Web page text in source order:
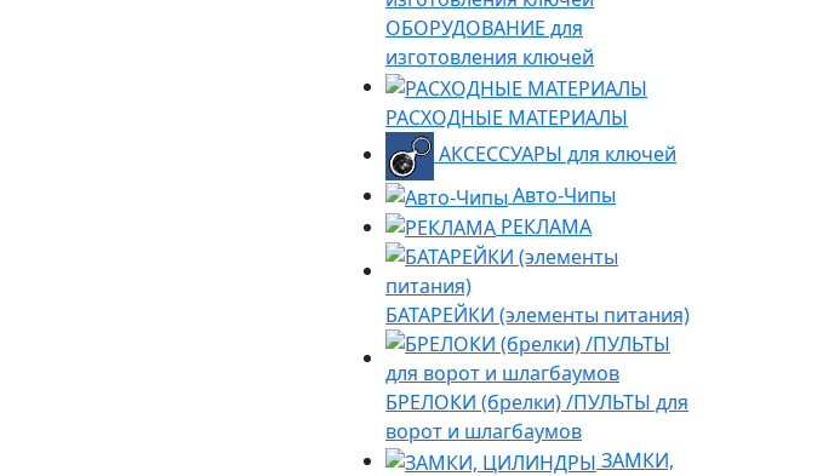
ОБОРУДОВАНИЕ для
изготовления ключей
РАСХОДНЫЕ МАТЕРИАЛЫ
АКСЕССУАРЫ для ключей
Авто-Чипы
РЕКЛАМА
БАТАРЕЙКИ (элементы питания)
БРЕЛОКИ (брелки) /ПУЛЬТЫ для
ворот и шлагбаумов
ЗАМКИ,